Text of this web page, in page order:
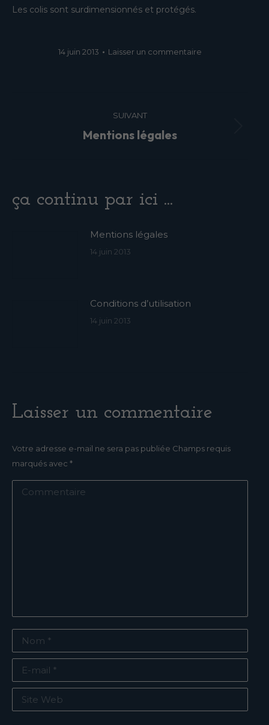
Les colis sont surdimensionnés et protégés.
14 juin 2013 Laisser un commentaire
ARTICLE
SUIVANT
Article
suivant
Mentions légales
ça continu par ici ...
Mentions légales
14 juin 2013
Conditions d’utilisation
14 juin 2013
Laisser un commentaire
Votre adresse e-mail ne sera pas publiée Champs requis
marqués avec *
Commentaire
Nom *
E-mail *
Site Web